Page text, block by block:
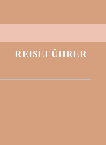
REISEFÜHRER